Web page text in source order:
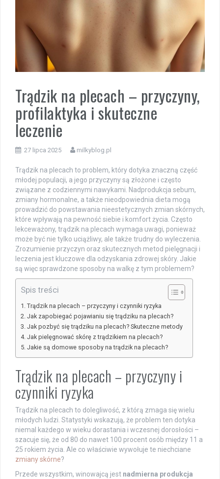
Trądzik na plecach – przyczyny,
profilaktyka i skuteczne
leczenie
27 lipca 2025 milkyblog.pl
Trądzik na plecach to problem, który dotyka znaczną część
młodej populacji, a jego przyczyny są złożone i często
związane z codziennymi nawykami. Nadprodukcja sebum,
zmiany hormonalne, a także nieodpowiednia dieta mogą
prowadzić do powstawania nieestetycznych zmian skórnych,
które wpływają na pewność siebie i komfort życia. Często
lekceważony, trądzik na plecach wymaga uwagi, ponieważ
może być nie tylko uciążliwy, ale także trudny do wyleczenia.
Zrozumienie przyczyn oraz skutecznych metod pielęgnacji i
leczenia jest kluczowe dla odzyskania zdrowej skóry. Jakie
są więc sprawdzone sposoby na walkę z tym problemem?
Spis treści
Trądzik na plecach – przyczyny i czynniki ryzyka
Jak zapobiegać pojawianiu się trądziku na plecach?
Jak pozbyć się trądziku na plecach? Skuteczne metody
Jak pielęgnować skórę z trądzikiem na plecach?
Jakie są domowe sposoby na trądzik na plecach?
Trądzik na plecach – przyczyny i
czynniki ryzyka
Trądzik na plecach to dolegliwość, z którą zmaga się wielu
młodych ludzi. Statystyki wskazują, że problem ten dotyka
niemal każdego w wieku dorastania i wczesnej dorosłości –
szacuje się, że od 80 do nawet 100 procent osób między 11 a
25 rokiem życia. Ale co właściwie wywołuje te niechciane
zmiany skórne?
Przede wszystkim, winowajcą jest nadmierna produkcja